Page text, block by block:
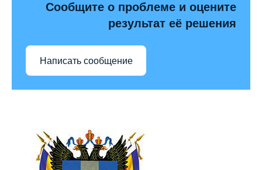
Сообщите о проблеме и оцените
результат её решения
Написать сообщение